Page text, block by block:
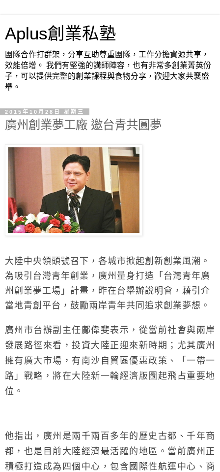
Aplus創業私塾
團隊合作打群架，分享互助尊重團隊，工作分擔資源共享，
效能倍增。 我們有堅強的講師陣容，也有非常多創業菁英份
子，可以提供完整的創業課程與食物分享，歡迎大家共襄盛
舉。
2015年10月28日 星期三
廣州創業夢工廠 邀台青共圓夢
大陸中央領頭號召下，各城市掀起創新創業風潮。
為吸引台灣青年創業，廣州量身打造「台灣青年廣
州創業夢工場」計畫，昨在台舉辦說明會，藉引介
當地青創平台，鼓勵兩岸青年共同追求創業夢想。
廣州市台辦副主任鄺偉斐表示，從當前社會與兩岸
發展路徑來看，投資大陸正迎來新時期；尤其廣州
擁有廣大市場，有南沙自貿區優惠政策、「一帶一
路」戰略，將在大陸新一輪經濟版圖起飛占重要地
位。
他指出，廣州是兩千兩百多年的歷史古都、千年商
都，也是目前大陸經濟最活躍的地區。當前廣州正
積極打造成為四個中心，包含國際性航運中心、商